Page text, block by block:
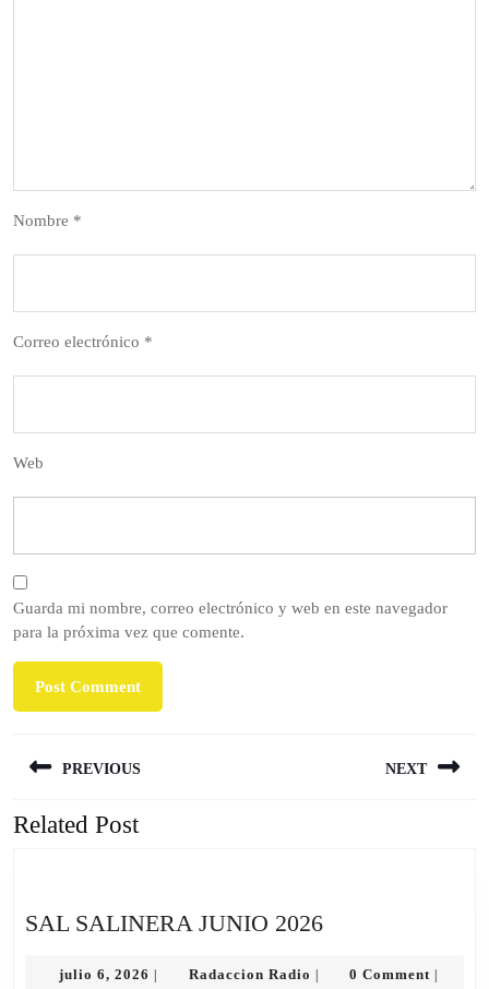
Nombre *
Correo electrónico *
Web
Guarda mi nombre, correo electrónico y web en este navegador
para la próxima vez que comente.
PREVIOUS NEXT
Related Post
SAL SALINERA JUNIO 2026
julio 6, 2026 | Radaccion Radio | 0 Comment |